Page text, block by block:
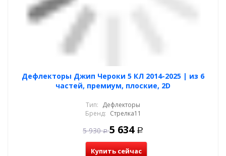
Дефлекторы Джип Чероки 5 КЛ 2014-2025 | из 6
частей, премиум, плоские, 2D
Тип: Дефлекторы
Бренд: Стрелка11
5 930 Р 5 634 Р
Купить сейчас